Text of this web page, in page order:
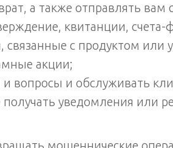
а также отправлять вам
квитанции, счета-
с продуктом или
акции;
вопросы и обслуживать
получать уведомления или